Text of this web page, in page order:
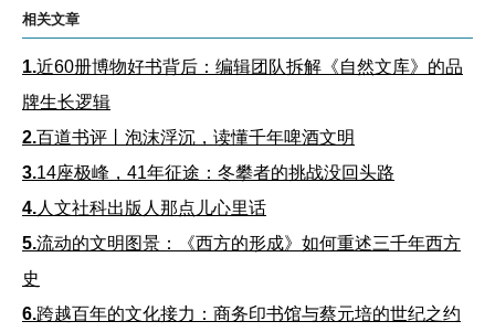
相关文章
1.近60册博物好书背后：编辑团队拆解《自然文库》的品
牌生长逻辑
2.百道书评丨泡沫浮沉，读懂千年啤酒文明
3.14座极峰，41年征途：冬攀者的挑战没回头路
4.人文社科出版人那点儿心里话
5.流动的文明图景：《西方的形成》如何重述三千年西方
史
6.跨越百年的文化接力：商务印书馆与蔡元培的世纪之约